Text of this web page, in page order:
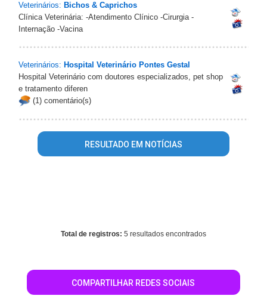
Veterinários: Bichos & Caprichos
Clínica Veterinária: -Atendimento Clínico -Cirurgia -
Internação -Vacina
Veterinários: Hospital Veterinário Pontes Gestal
Hospital Veterinário com doutores especializados, pet shop
e tratamento diferen
(1) comentário(s)
RESULTADO EM NOTÍCIAS
Total de registros: 5 resultados encontrados
COMPARTILHAR REDES SOCIAIS